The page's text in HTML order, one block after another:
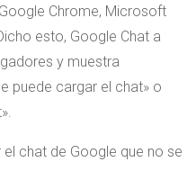
Chrome, Microsoft
esto, Google Chat a
y muestra
puede cargar el chat» o